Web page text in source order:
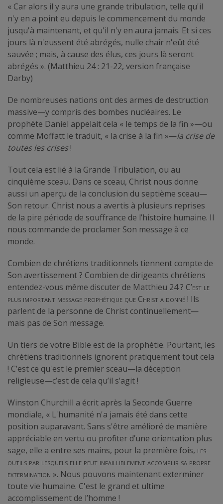
« Car alors il y aura une grande tribulation, telle qu'il
n'y en a point eu depuis le commencement du monde
jusqu'à maintenant, et qu'il n'y en aura jamais. Et si ces
jours là n'eussent été abrégés, nulle chair n'eût été
sauvée ; mais, à cause des élus, ces jours là seront
abrégés ». (Matthieu 24 : 21-22, version française
Darby)
De nombreuses nations ont des armes de destruction
massive—y compris des bombes nucléaires. Le
prophète Daniel appelait cela « le temps de la fin »—ou
comme Moffatt le traduit, « la crise à la fin »—la crise de
toutes les crises!
Tout cela est lié à la Grande Tribulation, ou au
cinquième sceau. Dans ce sceau, Christ nous donne
aussi un aperçu de la conclusion du septième sceau—
Son retour. Christ nous a avertis à plusieurs reprises
de la pire période de souffrance de l’histoire humaine. Il
nous commande de proclamer Son message à ce
monde.
Combien de chrétiens traditionnels tiennent compte de
Son avertissement ? Combien de dirigeants chrétiens
entendez-vous même discuter de Matthieu 24 ? C’est le
plus important message prophétique que Christ a donné ! Ils
parlent de la personne de Christ continuellement—
mais pas de Son message.
Un tiers de votre Bible est de la prophétie. Pourtant, les
chrétiens traditionnels ignorent pratiquement tout cela
! C’est ce qu'est le premier sceau—la déception
religieuse—c’est de cela qu’il s’agit !
Winston Churchill a écrit après la Seconde Guerre
mondiale, « L'humanité n'a jamais été dans cette
position auparavant. Sans s'être amélioré de manière
appréciable en vertu ou profiter d’une orientation plus
sage, elle a entre ses mains, pour la première fois, les
outils par lesquels elle peut infailliblement accomplir sa propre
extermination ». Nous pouvons maintenant exterminer
toute vie humaine. C'est le grand et ultime
accomplissement de l’homme !